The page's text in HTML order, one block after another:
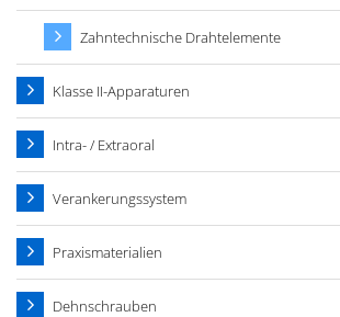
Zahntechnische Drahtelemente
Klasse II-Apparaturen
Intra- / Extraoral
Verankerungssystem
Praxismaterialien
Dehnschrauben